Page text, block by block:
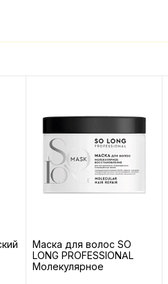
Маска для волос SO
LONG PROFESSIONAL
Молекулярное